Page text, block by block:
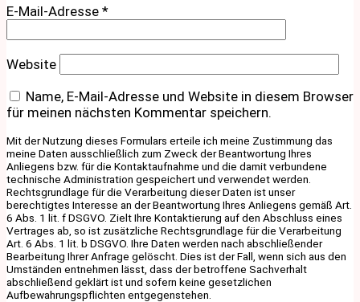
E-Mail-Adresse *
Website
Name, E-Mail-Adresse und Website in diesem Browser
für meinen nächsten Kommentar speichern.
Mit der Nutzung dieses Formulars erteile ich meine Zustimmung das
meine Daten ausschließlich zum Zweck der Beantwortung Ihres
Anliegens bzw. für die Kontaktaufnahme und die damit verbundene
technische Administration gespeichert und verwendet werden.
Rechtsgrundlage für die Verarbeitung dieser Daten ist unser
berechtigtes Interesse an der Beantwortung Ihres Anliegens gemäß Art.
6 Abs. 1 lit. f DSGVO. Zielt Ihre Kontaktierung auf den Abschluss eines
Vertrages ab, so ist zusätzliche Rechtsgrundlage für die Verarbeitung
Art. 6 Abs. 1 lit. b DSGVO. Ihre Daten werden nach abschließender
Bearbeitung Ihrer Anfrage gelöscht. Dies ist der Fall, wenn sich aus den
Umständen entnehmen lässt, dass der betroffene Sachverhalt
abschließend geklärt ist und sofern keine gesetzlichen
Aufbewahrungspflichten entgegenstehen.